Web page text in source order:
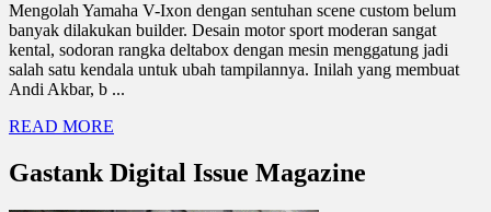
Mengolah Yamaha V-Ixon dengan sentuhan scene custom belum
banyak dilakukan builder. Desain motor sport moderan sangat
kental, sodoran rangka deltabox dengan mesin menggatung jadi
salah satu kendala untuk ubah tampilannya. Inilah yang membuat
Andi Akbar, b ...
READ MORE
Gastank Digital Issue Magazine